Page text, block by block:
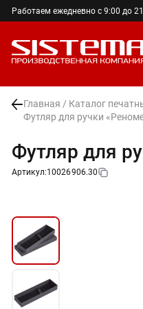
Работаем ежедневно с 9:00 до
Главная / Каталог
Футляр для ручки
Футляр для
Артикул:10026906.30